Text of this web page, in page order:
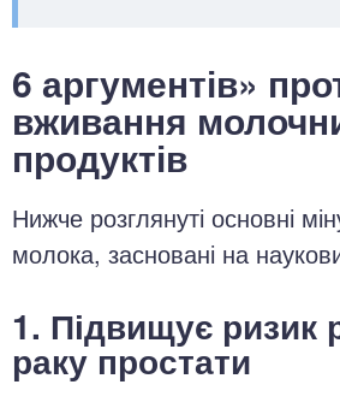
6 аргументів»
вживання
продуктів
Нижче розглянуті основні
молока, засновані на
1. Підвищує ризик
раку простати